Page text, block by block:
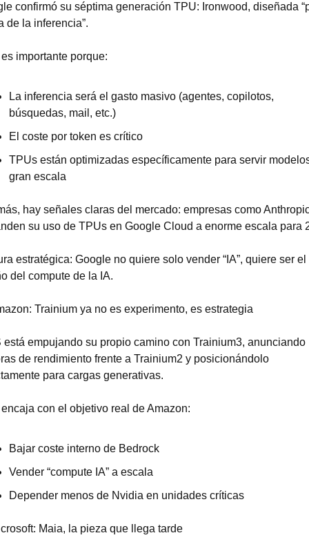
confirmó su séptima generación TPU: Ironwood, diseñada
de la inferencia”.
importante porque:
La inferencia será el gasto masivo (agentes, copilotos,
búsquedas, mail, etc.)
El coste por token es crítico
TPUs están optimizadas específicamente para servir
gran escala
hay señales claras del mercado: empresas como
su uso de TPUs en Google Cloud a enorme escala para
estratégica: Google no quiere solo vender “IA”, quiere ser el
del compute de la IA.
Trainium ya no es experimento, es estrategia
está empujando su propio camino con Trainium3, anunciando
de rendimiento frente a Trainium2 y posicionándolo
para cargas generativas.
con el objetivo real de Amazon:
Bajar coste interno de Bedrock
Vender “compute IA” a escala
Depender menos de Nvidia en unidades críticas
Maia, la pieza que llega tarde